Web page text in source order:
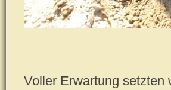
Voller Erwartung setzten